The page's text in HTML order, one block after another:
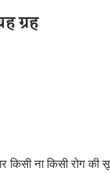
ग्रह
ना किसी रोग की